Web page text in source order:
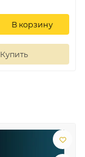
В корзину
Купить